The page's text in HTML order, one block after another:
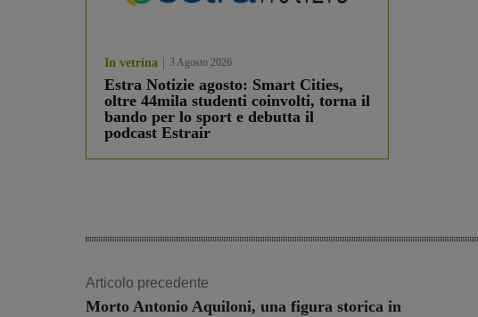
In vetrina 3 Agosto 2026
Estra Notizie agosto: Smart Cities,
oltre 44mila studenti coinvolti, torna il
bando per lo sport e debutta il
podcast Estrair
Articolo precedente
Morto Antonio Aquiloni, una figura storica in